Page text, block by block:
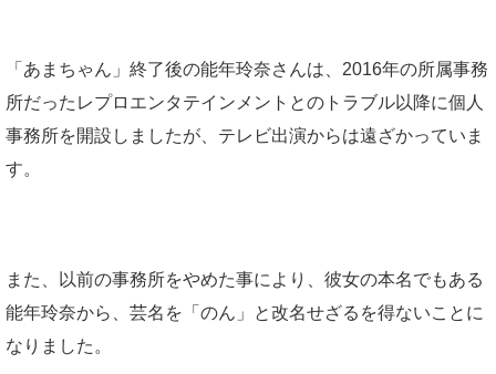
「あまちゃん」終了後の能年玲奈さんは、2016年の所属事務
所だったレプロエンタテインメントとのトラブル以降に個人
事務所を開設しましたが、テレビ出演からは遠ざかっていま
す。
また、以前の事務所をやめた事により、彼女の本名でもある
能年玲奈から、芸名を「のん」と改名せざるを得ないことに
なりました。